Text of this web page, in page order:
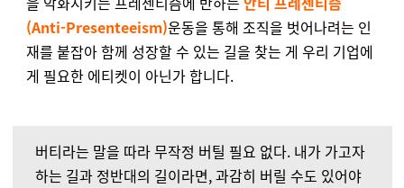
(Anti-Presenteeism)운동을 통해 조직을 벗어나려는 인
재를 붙잡아 함께 성장할 수 있는 길을 찾는 게 우리 기업에
게 필요한 에티켓이 아닌가 합니다.
버티라는 말을 따라 무작정 버틸 필요 없다. 내가 가고자
하는 길과 정반대의 길이라면, 과감히 버릴 수도 있어야